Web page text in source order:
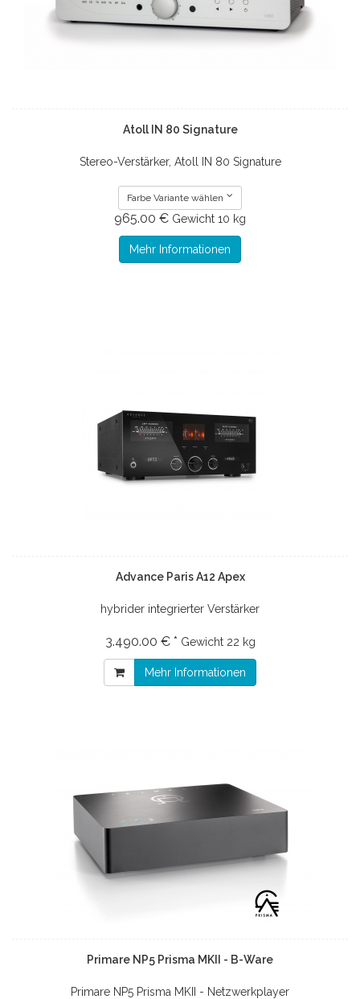
Atoll IN 80 Signature
Stereo-Verstärker, Atoll IN 80 Signature
Farbe Variante wählen
965.00 € Gewicht 10 kg
Mehr Informationen
Advance Paris A12 Apex
hybrider integrierter Verstärker
3.490.00 € * Gewicht 22 kg
Mehr Informationen
Primare NP5 Prisma MKII - B-Ware
Primare NP5 Prisma MKII - Netzwerkplayer